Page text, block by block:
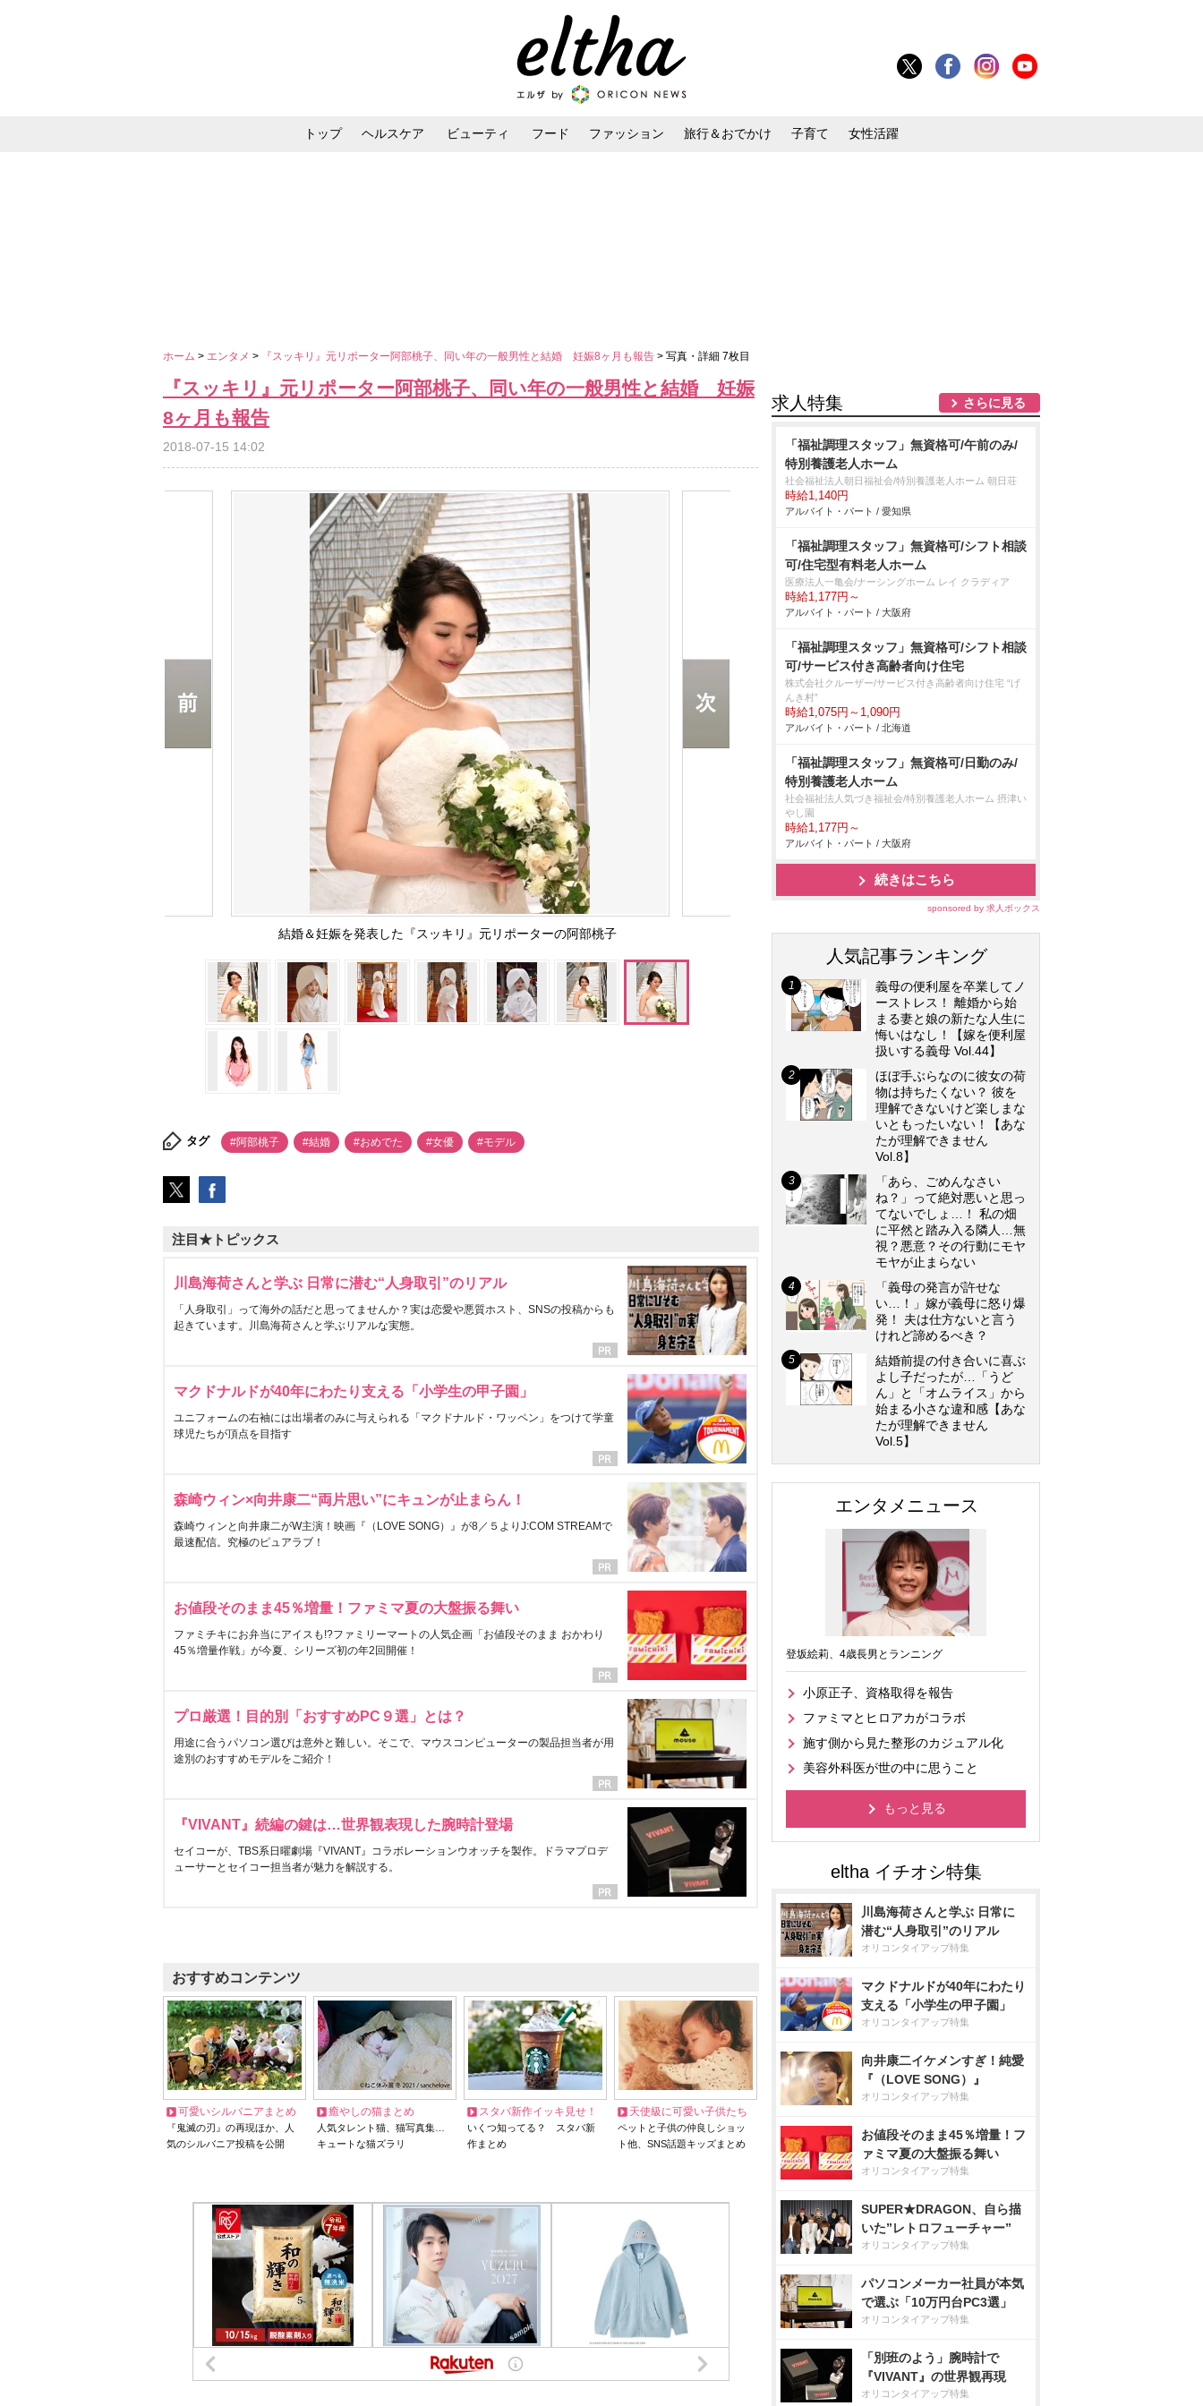
トップ ヘルスケア ビューティ フード ファッション 旅行＆おでかけ 子育て 女性活躍
ホーム > エンタメ > 『スッキリ』元リポーター阿部桃子、同い年の一般男性と結婚 妊娠8ヶ月も報告 > 写真・詳細 7枚目
『スッキリ』元リポーター阿部桃子、同い年の一般男性と結婚 妊娠
8ヶ月も報告
2018-07-15 14:02
結婚＆妊娠を発表した『スッキリ』元リポーターの阿部桃子
タグ #阿部桃子 #結婚 #おめでた #女優 #モデル
注目★トピックス
川島海荷さんと学ぶ 日常に潜む“人身取引”のリアル
「人身取引」って海外の話だと思ってませんか？実は恋愛や悪質ホスト、SNSの投稿からも
起きています。川島海荷さんと学ぶリアルな実態。
マクドナルドが40年にわたり支える「小学生の甲子園」
ユニフォームの右袖には出場者のみに与えられる「マクドナルド・ワッペン」をつけて学童
球児たちが頂点を目指す
森崎ウィン×向井康二“両片思い”にキュンが止まらん！
森崎ウィンと向井康二がW主演！映画『（LOVE SONG）』が8／５よりJ:COM STREAMで
最速配信。究極のピュアラブ！
お値段そのまま45％増量！ファミマ夏の大盤振る舞い
ファミチキにお弁当にアイスも!?ファミリーマートの人気企画「お値段そのまま おかわり
45％増量作戦」が今夏、シリーズ初の年2回開催！
プロ厳選！目的別「おすすめPC９選」とは？
用途に合うパソコン選びは意外と難しい。そこで、マウスコンピューターの製品担当者が用
途別のおすすめモデルをご紹介！
『VIVANT』続編の鍵は…世界観表現した腕時計登場
セイコーが、TBS系日曜劇場『VIVANT』コラボレーションウオッチを製作。ドラマプロデ
ューサーとセイコー担当者が魅力を解説する。
おすすめコンテンツ
可愛いシルバニアまとめ
『鬼滅の刃』の再現ほか、人
気のシルバニア投稿を公開
癒やしの猫まとめ
人気タレント猫、猫写真集…
キュートな猫ズラリ
スタバ新作イッキ見せ！
いくつ知ってる？ スタバ新
作まとめ
天使級に可愛い子供たち
ペットと子供の仲良しショッ
ト他、SNS話題キッズまとめ
求人特集 さらに見る
「福祉調理スタッフ」無資格可/午前のみ/
特別養護老人ホーム
社会福祉法人朝日福祉会/特別養護老人ホーム 朝日荘
時給1,140円
アルバイト・パート / 愛知県
「福祉調理スタッフ」無資格可/シフト相談
可/住宅型有料老人ホーム
医療法人一亀会/ナーシングホーム レイ クラディア
時給1,177円～
アルバイト・パート / 大阪府
「福祉調理スタッフ」無資格可/シフト相談
可/サービス付き高齢者向け住宅
株式会社クルーザー/サービス付き高齢者向け住宅 “げ
んき村”
時給1,075円～1,090円
アルバイト・パート / 北海道
「福祉調理スタッフ」無資格可/日勤のみ/
特別養護老人ホーム
社会福祉法人気づき福祉会/特別養護老人ホーム 摂津い
し園
時給1,177円～
アルバイト・パート / 大阪府
続きはこちら
sponsored by 求人ボックス
人気記事ランキング
義母の便利屋を卒業してノ
ーストレス！ 離婚から始
まる妻と娘の新たな人生に
悔いはなし！【嫁を便利屋
扱いする義母 Vol.44】
ほぼ手ぶらなのに彼女の荷
物は持ちたくない？ 彼を
理解できないけど楽しまな
いともったいない！【あな
たが理解できません
Vol.8】
「あら、ごめんなさい
ね？」って絶対悪いと思っ
てないでしょ…！ 私の畑
に平然と踏み入る隣人…無
視？悪意？その行動にモヤ
モヤが止まらない
「義母の発言が許せな
い…！」嫁が義母に怒り爆
発！ 夫は仕方ないと言う
けれど諦めるべき？
結婚前提の付き合いに喜ぶ
よし子だったが…「うど
ん」と「オムライス」から
始まる小さな違和感【あな
たが理解できません
Vol.5】
エンタメニュース
登坂絵莉、4歳長男とランニング
小原正子、資格取得を報告
ファミマとヒロアカがコラボ
施す側から見た整形のカジュアル化
美容外科医が世の中に思うこと
もっと見る
川島海荷さんと学ぶ 日常に
潜む“人身取引”のリアル
オリコンタイアップ特集
マクドナルドが40年にわたり
支える「小学生の甲子園」
オリコンタイアップ特集
向井康二イケメンすぎ！純愛
『（LOVE SONG）』
オリコンタイアップ特集
お値段そのまま45％増量！フ
ァミマ夏の大盤振る舞い
オリコンタイアップ特集
SUPER★DRAGON、自ら描
いた”レトロフューチャー”
オリコンタイアップ特集
パソコンメーカー社員が本気
で選ぶ「10万円台PC3選」
オリコンタイアップ特集
「別班のよう」腕時計で
『VIVANT』の世界観再現
オリコンタイアップ特集